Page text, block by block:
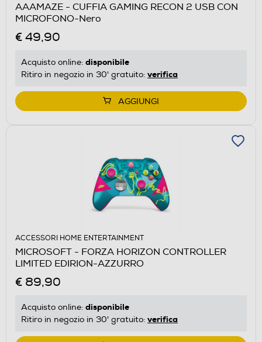
AAAMAZE - CUFFIA GAMING RECON 2 USB CON
MICROFONO-Nero
€ 49,90
Acquisto online: disponibile
Ritiro in negozio in 30' gratuito: verifica
AGGIUNGI
ACCESSORI HOME ENTERTAINMENT
MICROSOFT - FORZA HORIZON CONTROLLER
LIMITED EDIRION-AZZURRO
€ 89,90
Acquisto online: disponibile
Ritiro in negozio in 30' gratuito: verifica